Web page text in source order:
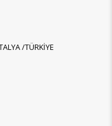
/TÜRKİYE